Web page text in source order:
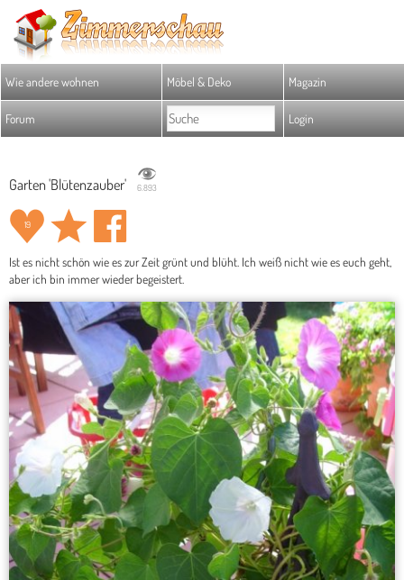
Wie andere wohnen Möbel & Deko Magazin
Forum Login
Garten 'Blütenzauber' 6.893
19
Ist es nicht schön wie es zur Zeit grünt und blüht. Ich weiß nicht wie es euch geht,
aber ich bin immer wieder begeistert.